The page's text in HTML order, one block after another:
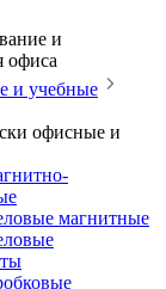
и
офиса
и учебные
офисные и
магнитные